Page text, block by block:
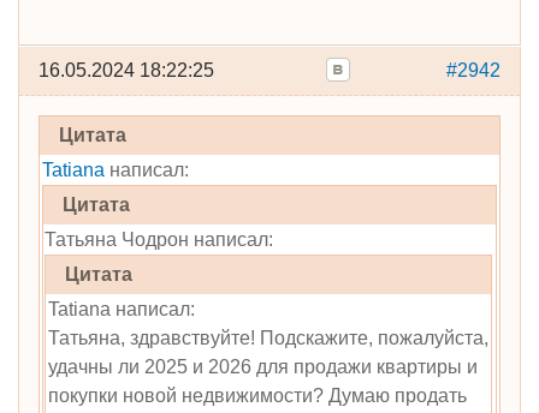
#2942
16.05.2024 18:22:25
Цитата
Tatiana написал:
Цитата
Татьяна Чодрон написал:
Цитата
Tatiana написал:
Татьяна, здравствуйте! Подскажите, пожалуйста,
удачны ли 2025 и 2026 для продажи квартиры и
покупки новой недвижимости? Думаю продать